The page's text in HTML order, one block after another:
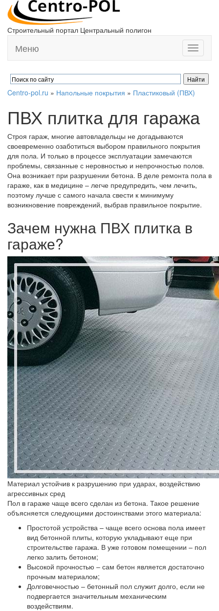
Строительный портал Центральный полигон
Toggle
Меню
Centro-pol.ru » Напольные покрытия » Пластиковый (ПВХ)
ПВХ плитка для гаража
Строя гараж, многие автовладельцы не догадываются
своевременно озаботиться выбором правильного покрытия
для пола. И только в процессе эксплуатации замечаются
проблемы, связанные с неровностью и непрочностью полов.
Она возникает при разрушении бетона. В деле ремонта пола в
гараже, как в медицине – легче предупредить, чем лечить,
поэтому лучше с самого начала свести к минимуму
возникновение повреждений, выбрав правильное покрытие.
Зачем нужна ПВХ плитка в
гараже?
Материал устойчив к разрушению при ударах, воздействию
агрессивных сред
Пол в гараже чаще всего сделан из бетона. Такое решение
объясняется следующими достоинствами этого материала:
Простотой устройства – чаще всего основа пола имеет
вид бетонной плиты, которую укладывают еще при
строительстве гаража. В уже готовом помещении – пол
легко залить бетоном;
Высокой прочностью – сам бетон является достаточно
прочным материалом;
Долговечностью – бетонный пол служит долго, если не
подвергается значительным механическим
воздействиям.